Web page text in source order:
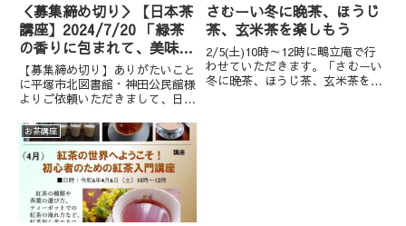
＜募集締め切り＞【日本茶
講座】2024/7/20 「緑茶
の香りに包まれて、美味し
い一杯を淹れるために」
（平塚市北図書館・神田公
民館共催）
【募集締め切り】ありがたいこと
に平塚市北図書館・神田公民館様
よりご依頼いただきまして、日本
くことになりました。※会場はお
隣の神田公民館集会室・調理室と
なります緑茶の様々なことをお伝
えし、実際に今年の新茶を飲ん
さむーい冬に晩茶、ほうじ
茶、玄米茶を楽しもう
2/5(土)10時～12時に鴫立庵で行
わせていただきます。「さむーい
冬に晩茶、ほうじ茶、玄米茶を楽
お茶講座